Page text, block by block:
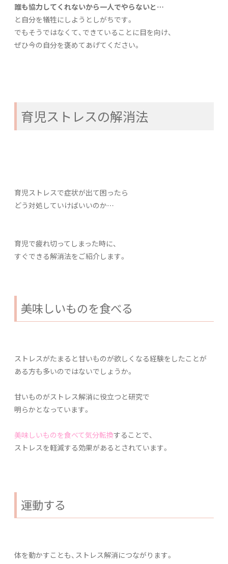
誰も協力してくれないから一人でやらないと…
と自分を犠牲にしようとしがちです。
でもそうではなくて、できていることに目を向け、
ぜひ今の自分を褒めてあげてください。
育児ストレスの解消法
育児ストレスで症状が出て困ったら
どう対処していけばいいのか…
育児で疲れ切ってしまった時に、
すぐできる解消法をご紹介します。
美味しいものを食べる
ストレスがたまると甘いものが欲しくなる経験をしたことが
ある方も多いのではないでしょうか。
甘いものがストレス解消に役立つと研究で
明らかとなっています。
美味しいものを食べて気分転換することで、
ストレスを軽減する効果があるとされています。
運動する
体を動かすことも、ストレス解消につながります。